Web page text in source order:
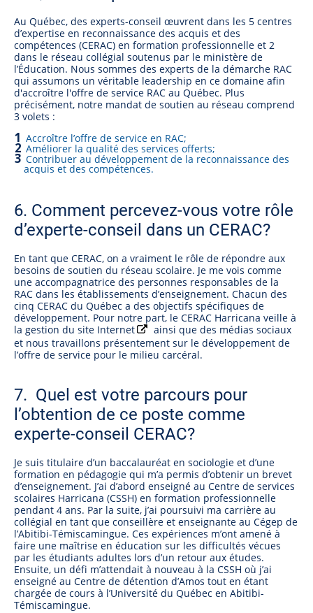
Au Québec, des experts-conseil œuvrent dans les 5 centres
d’expertise en reconnaissance des acquis et des
compétences (CERAC) en formation professionnelle et 2
dans le réseau collégial soutenus par le ministère de
l’Éducation. Nous sommes des experts de la démarche RAC
qui assumons un véritable leadership en ce domaine afin
d'accroître l'offre de service RAC au Québec. Plus
précisément, notre mandat de soutien au réseau comprend
3 volets :
Accroître l’offre de service en RAC;
Améliorer la qualité des services offerts;
Contribuer au développement de la reconnaissance des
acquis et des compétences.
6. Comment percevez-vous votre rôle
d’experte-conseil dans un CERAC?
En tant que CERAC, on a vraiment le rôle de répondre aux
besoins de soutien du réseau scolaire. Je me vois comme
une accompagnatrice des personnes responsables de la
RAC dans les établissements d’enseignement. Chacun des
cinq CERAC du Québec a des objectifs spécifiques de
développement. Pour notre part, le CERAC Harricana veille à
la gestion du site Internet
ainsi que des médias sociaux
et nous travaillons présentement sur le développement de
l’offre de service pour le milieu carcéral.
7. Quel est votre parcours pour
l’obtention de ce poste comme
experte-conseil CERAC?
Je suis titulaire d’un baccalauréat en sociologie et d’une
formation en pédagogie qui m’a permis d’obtenir un brevet
d’enseignement. J’ai d’abord enseigné au Centre de services
scolaires Harricana (CSSH) en formation professionnelle
pendant 4 ans. Par la suite, j’ai poursuivi ma carrière au
collégial en tant que conseillère et enseignante au Cégep de
l’Abitibi-Témiscamingue. Ces expériences m’ont amené à
faire une maîtrise en éducation sur les difficultés vécues
par les étudiants adultes lors d’un retour aux études.
Ensuite, un défi m’attendait à nouveau à la CSSH où j’ai
enseigné au Centre de détention d’Amos tout en étant
chargée de cours à l’Université du Québec en Abitibi-
Témiscamingue.